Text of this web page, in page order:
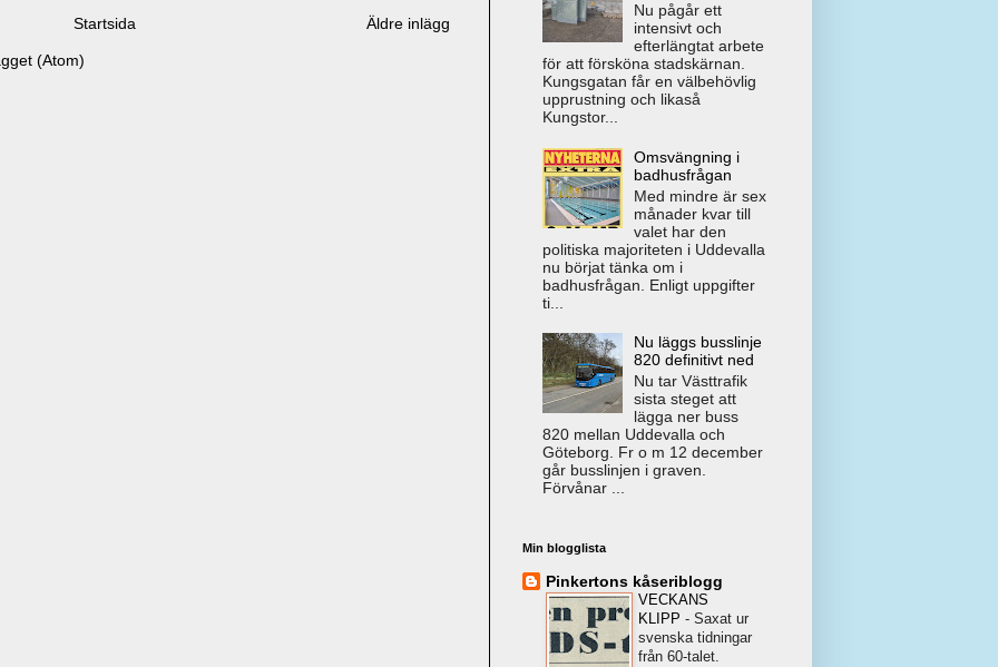
Äldre inlägg
Startsida
(Atom)
Nu pågår ett
intensivt och
efterlängtat arbete
för att försköna stadskärnan.
Kungsgatan får en välbehövlig
upprustning och likaså
Kungstor...
Omsvängning i
badhusfrågan
Med mindre är sex
månader kvar till
valet har den
politiska majoriteten i Uddevalla
nu börjat tänka om i
badhusfrågan. Enligt uppgifter
ti...
Nu läggs busslinje
820 definitivt ned
Nu tar Västtrafik
sista steget att
lägga ner buss
820 mellan Uddevalla och
Göteborg. Fr o m 12 december
går busslinjen i graven.
Förvånar ...
Min blogglista
Pinkertons kåseriblogg
VECKANS
KLIPP - Saxat ur
svenska tidningar
från 60-talet.